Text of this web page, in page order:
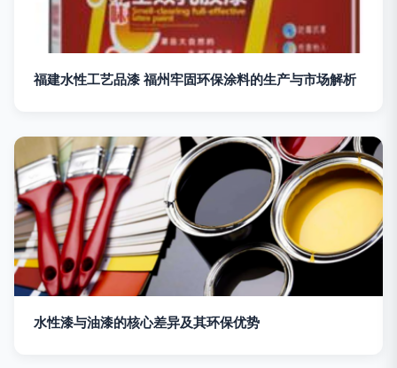
福建水性工艺品漆 福州牢固环保涂料的生产与市场解析
水性漆与油漆的核心差异及其环保优势